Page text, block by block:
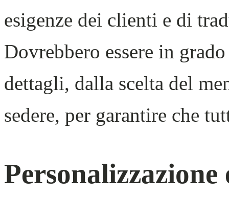
esigenze dei clienti e di
Dovrebbero essere in
dettagli, dalla scelta del
sedere, per garantire che